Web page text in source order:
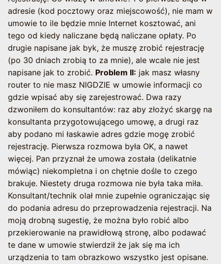
adresie (kod pocztowy oraz miejscowość), nie mam w
umowie to ile będzie mnie Internet kosztować, ani
tego od kiedy naliczane będą naliczane opłaty. Po
drugie napisane jak byk, że muszę zrobić rejestrację
(po 30 dniach zrobią to za mnie), ale wcale nie jest
napisane jak to zrobić. Problem II: jak masz własny
router to nie masz NIGDZIE w umowie informacji co
gdzie wpisać aby się zarejestrować. Dwa razy
dzwoniłem do konsultantów: raz aby złożyć skargę na
konsultanta przygotowującego umowę, a drugi raz
aby podano mi łaskawie adres gdzie mogę zrobić
rejestrację. Pierwsza rozmowa była OK, a nawet
więcej. Pan przyznał że umowa została (delikatnie
mówiąc) niekompletna i on chętnie dośle to czego
brakuje. Niestety druga rozmowa nie była taka miła.
Konsultant/technik olał mnie zupełnie ograniczając się
do podania adresu do przeprowadzenia rejestracji. Na
moją drobną sugestię, że można było robić albo
przekierowanie na prawidłową stronę, albo podawać
te dane w umowie stwierdził że jak się ma ich
urządzenia to tam obrazkowo wszystko jest opisane.